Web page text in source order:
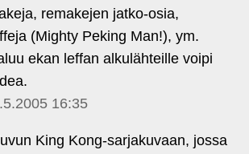
remakejen jatko-osia,
(Mighty Peking Man!), ym.
ekan leffan alkulähteille voipi
16:35
King Kong-sarjakuvaan, jossa